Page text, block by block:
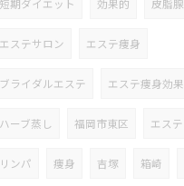
短期ダイエット 効果的 皮脂腺
エステサロン エステ痩身
ブライダルエステ エステ痩身効果
ハーブ蒸し 福岡市東区 エステ
リンパ 痩身 吉塚 箱崎